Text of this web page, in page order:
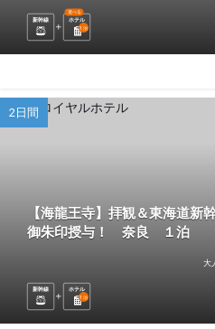
新幹線 ホテル
選べる
1 泊
2日間
【海龍王寺】拝観＆東海道新
御朱印授与！ 奈良 １泊
新幹線
ホテル
1 泊
大